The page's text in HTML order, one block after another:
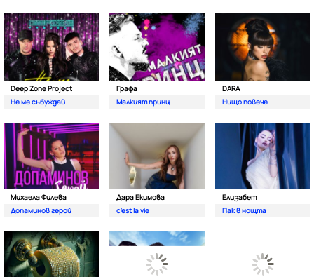
Deep Zone Project
Не ме събуждай
Графа
Малкият принц
DARA
Нищо повече
Михаела Филева
Допаминов герой
Дара Екимова
c'est la vie
Елизабет
Пак в нощта